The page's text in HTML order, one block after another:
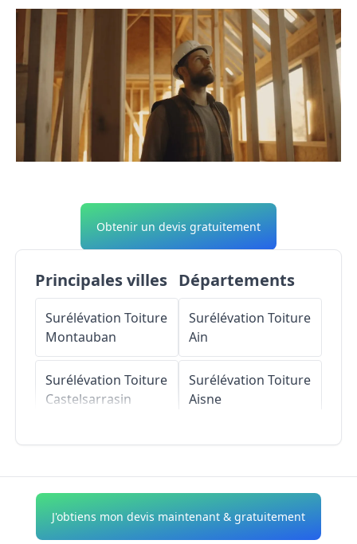
Obtenir un devis gratuitement
Principales villes
Surélévation Toiture
Montauban
Surélévation Toiture
Castelsarrasin
Surélévation Toiture
Caussade
Départements
Surélévation Toiture
Ain
Surélévation Toiture
Aisne
Surélévation Toiture
Alpes-de-Haute-
J'obtiens mon devis maintenant & gratuitement